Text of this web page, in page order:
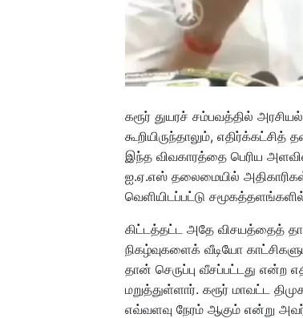
கரூர் துயரச் சம்பவத்தில்
கூறியிருந்தாலும்,
இந்த விவகாரத்தை பெரிய
ஐ.ஏ.எஸ் தலைமையில் அதிகாரிகள்
வெளியிடப்பட்டு
கிட்டத்தட்ட அதே விசயத்தைத்
நிகழ்வுகளைக் வீடியோ
தான் செருப்பு வீசப்பட்டது என்ற
மறுத்துள்ளார். கரூர் மாவட்ட
எவ்வளவு நேரம் ஆகும் என்று